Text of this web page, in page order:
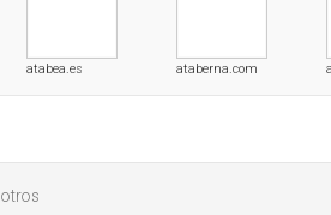
atabea.es ataberna.com